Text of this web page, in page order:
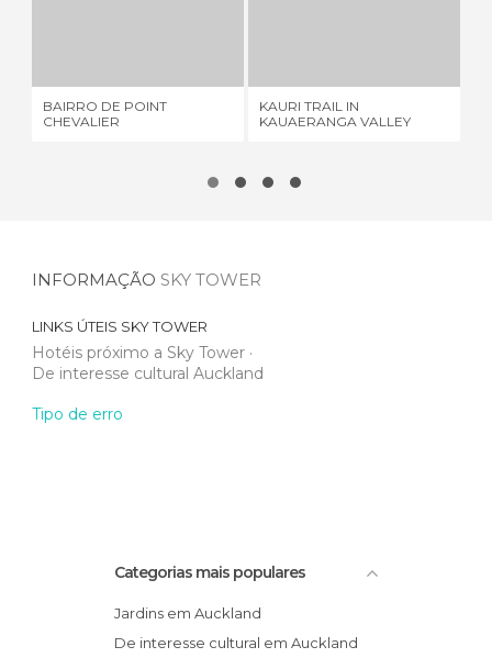
BAIRRO DE POINT
CHEVALIER
KAURI TRAIL IN
KAUAERANGA VALLEY
INFORMAÇÃO SKY TOWER
LINKS ÚTEIS SKY TOWER
Hotéis próximo a Sky Tower
De interesse cultural Auckland
Tipo de erro
Categorias mais populares
Jardins em Auckland
De interesse cultural em Auckland